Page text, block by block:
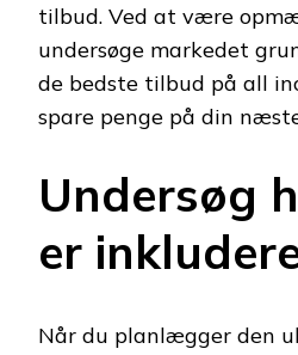
tilbud. Ved at være
undersøge markedet
de bedste tilbud på all
spare penge på din
Undersøg
er
Når du planlægger den